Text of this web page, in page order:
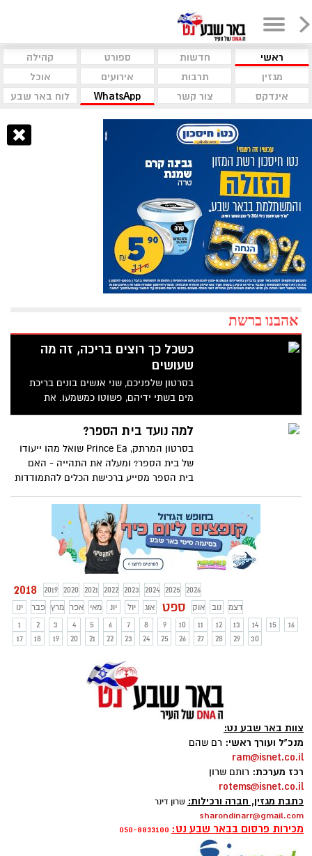
ראשי חדשות ספורט
קהילה
מגזין
תרבות אירועים
אוכל
אינדקס
צור קשר WhatsApp לוח באר שבע
אהבנו ברשת
כשכל כך רוצים בריכה, זה מה
שעושים
בסרטון שלפניכם, שני אנשים בונים בריכת
מים בשתי ידיהם, פשוטו כמשמעו. את
הבריכה המשורטטת והמדויקת הם בנו בעזרת
חומרים שמצאו ככל הנראה בסביבה - מקלות
והמים שאותם הובילו בדרך מיוחדת ישירות
למה נועד בית הספר?
בסרטון המרתק, Prince Ea שואל מהו ייעודו
של בית הספר? ומעלה את התהייה - האם
בית הספר מסייע ברכישת הכלים להתמודדות
נכון של זמן וכד'
2018 2019 2020 2021 2022 2023 2024 2025
2026
ינו
פבר מרץ אפר מאי יונ יול אוג ספט אוק נוב
דצמ
1
2 3 4 5 6 7 8 9 10 11 12 13 14 15
16
17
18 19 20 21 22 23 24 25 26 27 28 29 30
צוות באר שבע נט:
מנכ"ל ועורך ראשי: רם שהם
ram@isnet.co.il
רכז מערכת: רותם שרון
rotems@isnet.co.il
כתבת מגזין, חברה ורכילות: שרון דינר
sharondinarr@gmail.com
מכירות פרסום בבאר שבע נט: 050-8833100